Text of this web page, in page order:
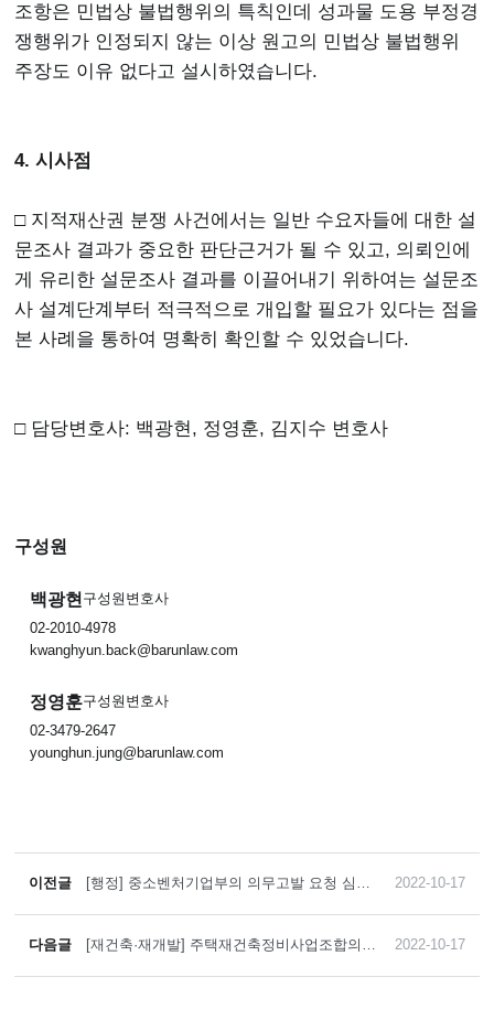
조항은 민법상 불법행위의 특칙인데 성과물 도용 부정경
쟁행위가 인정되지 않는 이상 원고의 민법상 불법행위
주장도 이유 없다고 설시하였습니다.
4. 시사점
□ 지적재산권 분쟁 사건에서는 일반 수요자들에 대한 설
문조사 결과가 중요한 판단근거가 될 수 있고, 의뢰인에
게 유리한 설문조사 결과를 이끌어내기 위하여는 설문조
사 설계단계부터 적극적으로 개입할 필요가 있다는 점을
본 사례을 통하여 명확히 확인할 수 있었습니다.
□ 담당변호사: 백광현, 정영훈, 김지수 변호사
구성원
백광현 구성원변호사
02-2010-4978
kwanghyun.back@barunlaw.com
정영훈구성원변호사
02-3479-2647
younghun.jung@barunlaw.com
이전글
[행정] 중소벤처기업부의 의무고발 요청 심의
2022-10-17
다음글
[재건축·재개발] 주택재건축정비사업조합의
분쟁을 해결한 사례
2022-10-17